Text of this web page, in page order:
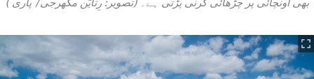
بھی اونچائی پر چڑھائی کرنی پڑتی ہے۔ (تصویر: رِتایَن مکھرجی/پاری)